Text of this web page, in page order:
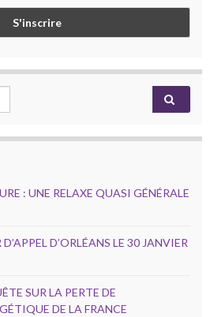
: UNE RELAXE QUASI GÉNÉRALE
D’ORLÉANS LE 30 JANVIER
SUR LA PERTE DE
DE LA FRANCE